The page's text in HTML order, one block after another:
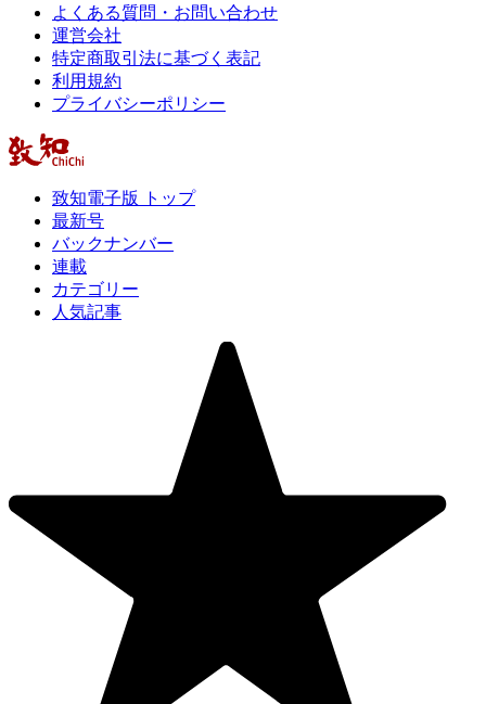
よくある質問・お問い合わせ
運営会社
特定商取引法に基づく表記
利用規約
プライバシーポリシー
致知電子版 トップ
最新号
バックナンバー
連載
カテゴリー
人気記事